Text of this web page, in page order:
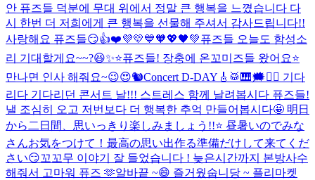
안 퓨즈들 덕분에 무대 위에서 정말 큰 행복을 느꼈습니다 다
시 한번 더 저희에게 큰 행복을 선물해 주셔서 감사드립니다!!
사랑해요 퓨즈들😏👍❤️💜💛💙🧡💖🖤💚퓨즈들 오늘도 함성소
리 기대할게요~~?😆✨⭐️퓨즈들! 장충에 온꼬미즈들 왔어요⭐️
만나면 인사 해줘요~😉😍🐿️Concert D-DAY🎸🥁🎹🗯️❤️‍🔥 기다
리다 기다리던 콘서트 날!!! 스트레스 함께 날려봅시다 퓨즈들!
낼 조심히 오고 저번보다 더 행복한 추억 만들어봅시다🤩 明日
から二日間、思いっきり楽しみましょう!!⭐️ 昼暑いのでみな
さんお気をつけて！最高の思い出作る準備だけして来てくだ
さい😏꼬꼬무 이야기 잘 들었습니다 ! 늦은시간까지 본방사수
해줘서 고마워 퓨즈 🫶알바끝 ~😄 즐거웠숩니당 ~ 플리마켓